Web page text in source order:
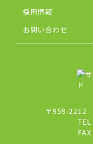
採用情報
お問い合わせ
〒959-2212